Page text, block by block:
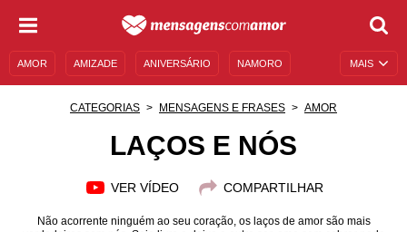
MAIS
AMOR AMIZADE ANIVERSÁRIO NAMORO
DESCULPAS
CATEGORIAS MENSAGENS E FRASES AMOR
LAÇOS E NÓS
VER VÍDEO COMPARTILHAR
Não acorrente ninguém ao seu coração, os laços de amor são mais